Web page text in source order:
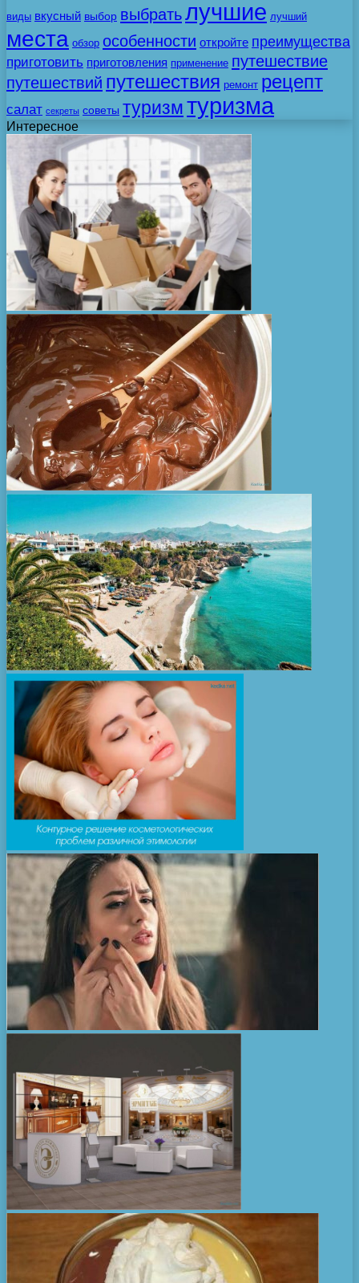
виды вкусный выбор выбратьлучшие лучший
места обзор особенности откройте преимущества
приготовить приготовления применение путешествие
путешествий путешествия ремонт рецепт
салат секреты советы туризмтуризма
Интересное